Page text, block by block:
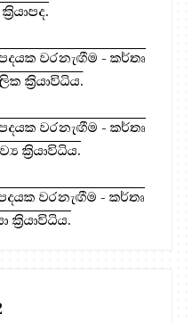
වරනැඟීම - කර්තෘ
ක්‍රියාවිධිය.
වරනැඟීම - කර්තෘ
ක්‍රියාවිධිය.
වරනැඟීම - කර්තෘ
ක්‍රියාවිධිය.